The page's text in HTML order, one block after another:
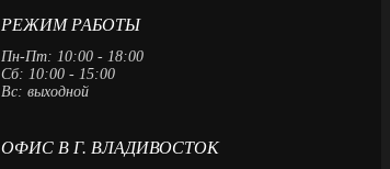
РЕЖИМ РАБОТЫ
Пн-Пт: 10:00 - 18:00
Сб: 10:00 - 15:00
Вс: выходной
ОФИС В Г. ВЛАДИВОСТОК